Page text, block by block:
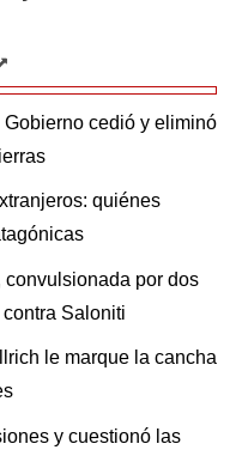
cedió y eliminó
quiénes
convulsionada por dos
Saloniti
le marque la cancha
y cuestionó las